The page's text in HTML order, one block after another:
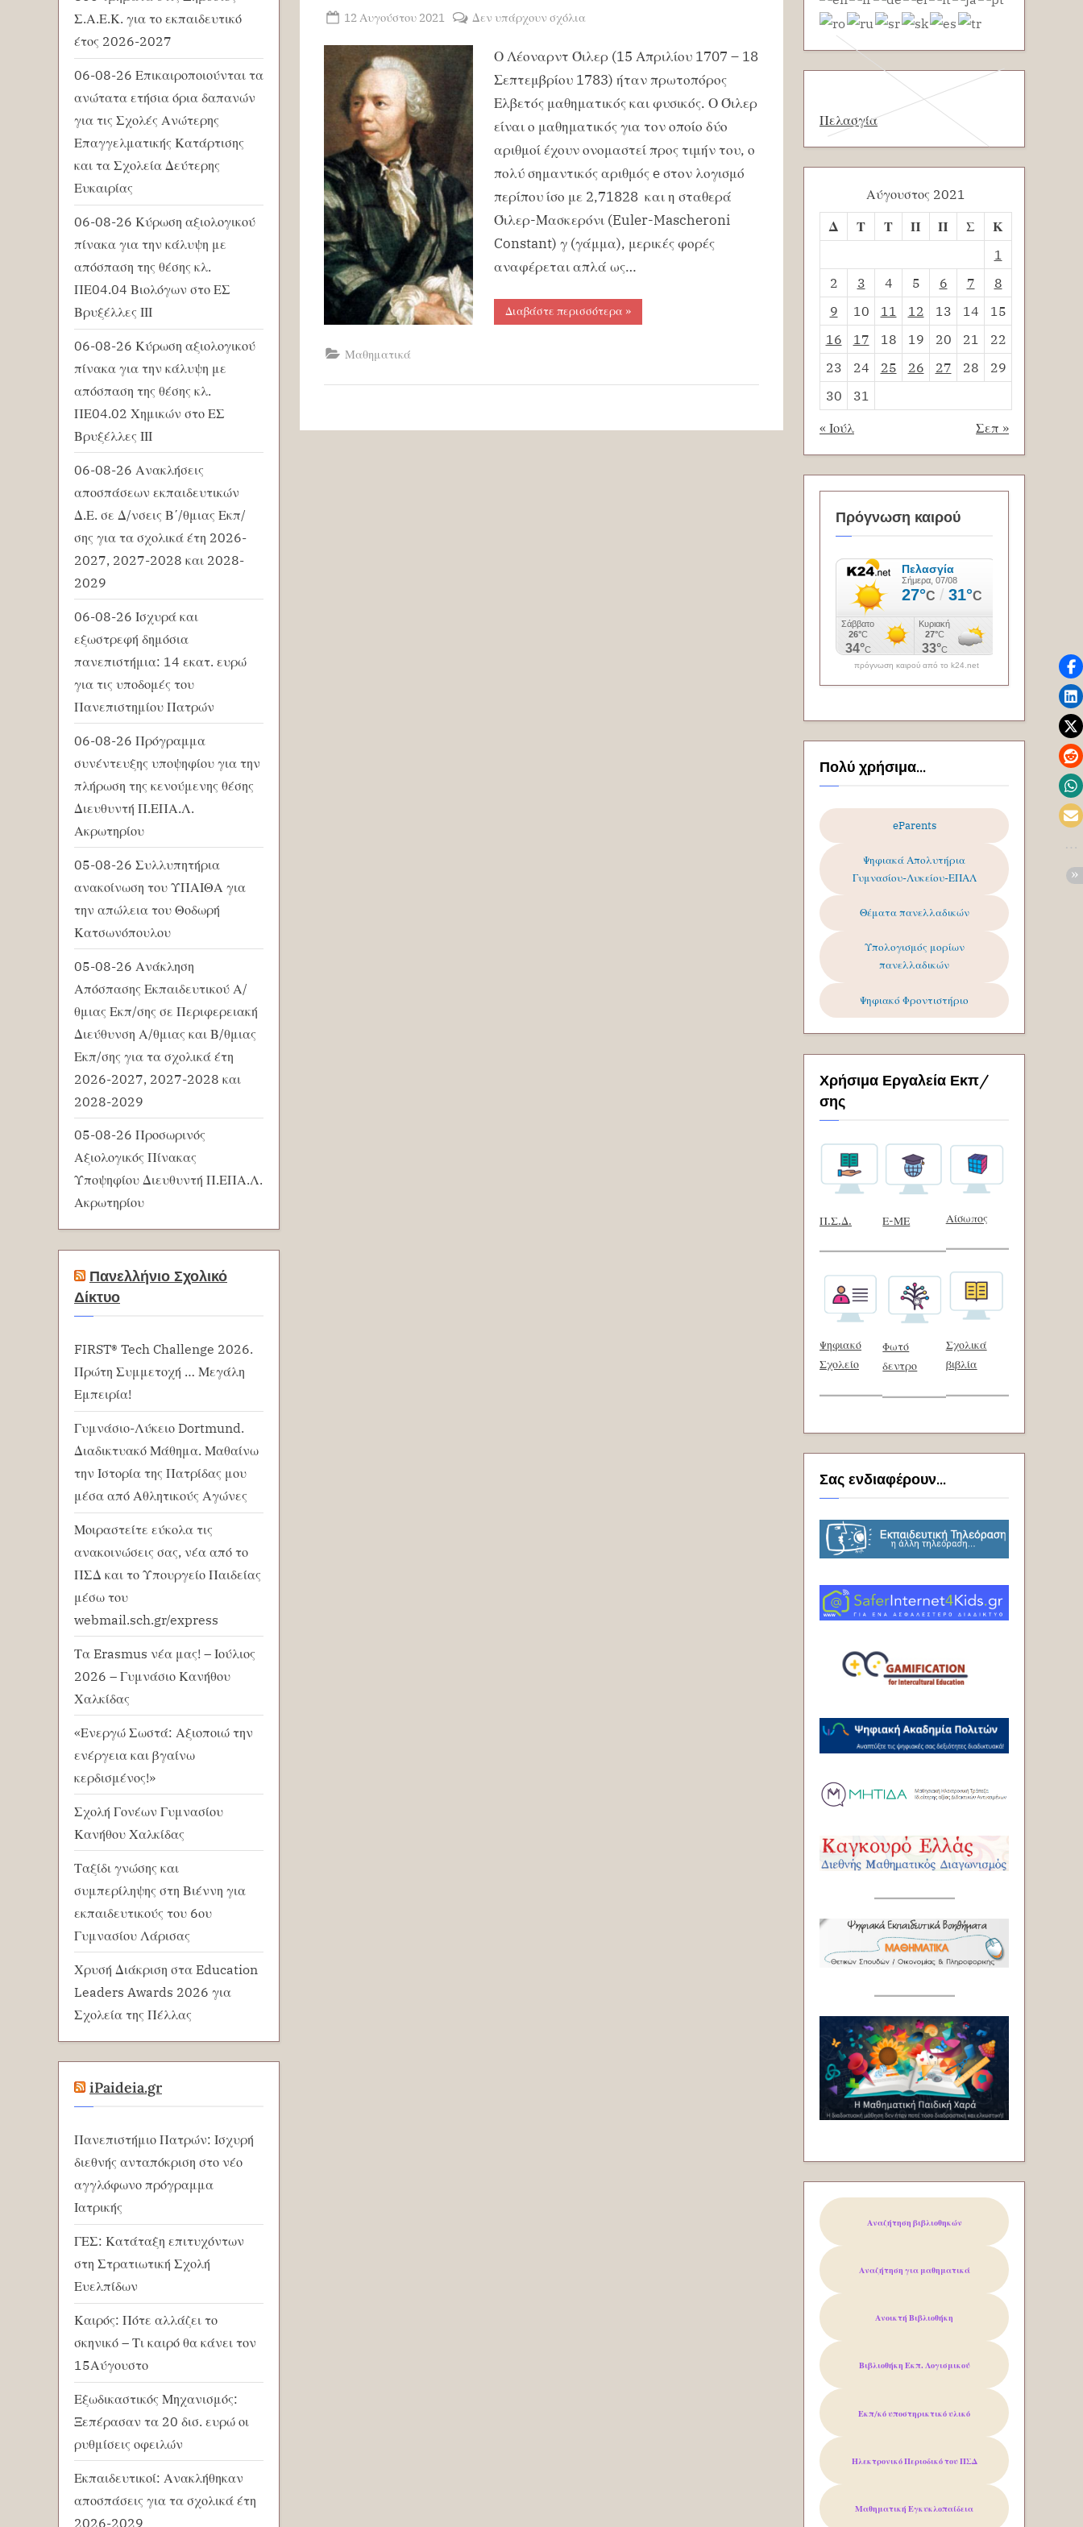
Posted
12 Αυγούστου 2021
ΜΑΝΤΑΦΟΥΝΗΣ
Δεν υπάρχουν σχόλια
Όιλερ
Ο Λέοναρντ Όιλερ (15 Απριλίου 1707 – 18
Σεπτεμβρίου 1783) ήταν πρωτοπόρος
Ελβετός μαθηματικός και φυσικός. Ο Όιλερ
είναι ο μαθηματικός για τον οποίο δύο
αριθμοί έχουν ονομαστεί προς τιμήν του, ο
πολύ σημαντικός αριθμός e στον λογισμό
περίπου ίσο με 2,71828 και η σταθερά
Όιλερ-Μασκερόνι (Euler-Mascheroni
Constant) γ (γάμμα), μερικές φορές
αναφέρεται απλά ως…
Διαβάστε περισσότερα“Λέοναρντ
Όιλερ”
»
Μαθηματικά
Σ.Α.Ε.Κ. για το εκπαιδευτικό
έτος 2026-2027
06-08-26 Επικαιροποιούνται τα
ανώτατα ετήσια όρια δαπανών
για τις Σχολές Ανώτερης
Επαγγελματικής Κατάρτισης
και τα Σχολεία Δεύτερης
Ευκαιρίας
06-08-26 Κύρωση αξιολογικού
πίνακα για την κάλυψη με
απόσπαση της θέσης κλ.
ΠΕ04.04 Βιολόγων στο ΕΣ
Βρυξέλλες ΙΙΙ
06-08-26 Κύρωση αξιολογικού
πίνακα για την κάλυψη με
απόσπαση της θέσης κλ.
ΠΕ04.02 Χημικών στο ΕΣ
Βρυξέλλες ΙΙΙ
06-08-26 Ανακλήσεις
αποσπάσεων εκπαιδευτικών
Δ.Ε. σε Δ/νσεις Β΄/θμιας Εκπ/
σης για τα σχολικά έτη 2026-
2027, 2027-2028 και 2028-
2029
06-08-26 Ισχυρά και
εξωστρεφή δημόσια
πανεπιστήμια: 14 εκατ. ευρώ
για τις υποδομές του
Πανεπιστημίου Πατρών
06-08-26 Πρόγραμμα
συνέντευξης υποψηφίου για την
πλήρωση της κενούμενης θέσης
Διευθυντή Π.ΕΠΑ.Λ.
Ακρωτηρίου
05-08-26 Συλλυπητήρια
ανακοίνωση του ΥΠΑΙΘΑ για
την απώλεια του Θοδωρή
Κατσωνόπουλου
05-08-26 Ανάκληση
Απόσπασης Εκπαιδευτικού Α/
θμιας Εκπ/σης σε Περιφερειακή
Διεύθυνση Α/θμιας και Β/θμιας
Εκπ/σης για τα σχολικά έτη
2026-2027, 2027-2028 και
2028-2029
05-08-26 Προσωρινός
Αξιολογικός Πίνακας
Υποψηφίου Διευθυντή Π.ΕΠΑ.Λ.
Ακρωτηρίου
Πανελλήνιο Σχολικό
Δίκτυο
FIRST® Tech Challenge 2026.
Πρώτη Συμμετοχή … Μεγάλη
Εμπειρία!
Γυμνάσιο-Λύκειο Dortmund.
Διαδικτυακό Μάθημα. Μαθαίνω
την Ιστορία της Πατρίδας μου
μέσα από Αθλητικούς Αγώνες
Μοιραστείτε εύκολα τις
ανακοινώσεις σας, νέα από το
ΠΣΔ και το Υπουργείο Παιδείας
μέσω του
webmail.sch.gr/express
Τα Erasmus νέα μας! – Ιούλιος
2026 – Γυμνάσιο Κανήθου
Χαλκίδας
«Ενεργώ Σωστά: Αξιοποιώ την
ενέργεια και βγαίνω
κερδισμένος!»
Σχολή Γονέων Γυμνασίου
Κανήθου Χαλκίδας
Ταξίδι γνώσης και
συμπερίληψης στη Βιέννη για
εκπαιδευτικούς του 6ου
Γυμνασίου Λάρισας
Χρυσή Διάκριση στα Education
Leaders Awards 2026 για
Σχολεία της Πέλλας
iPaideia.gr
Πανεπιστήμιο Πατρών: Ισχυρή
διεθνής ανταπόκριση στο νέο
αγγλόφωνο πρόγραμμα
Ιατρικής
ΓΕΣ: Κατάταξη επιτυχόντων
στη Στρατιωτική Σχολή
Ευελπίδων
Καιρός: Πότε αλλάζει το
σκηνικό – Τι καιρό θα κάνει τον
15Αύγουστο
Εξωδικαστικός Μηχανισμός:
Ξεπέρασαν τα 20 δισ. ευρώ οι
ρυθμίσεις οφειλών
Εκπαιδευτικοί: Ανακλήθηκαν
αποσπάσεις για τα σχολικά έτη
2026-2029
Πελασγία
Αύγουστος 2021
Δ
Τ Τ Π Π Σ
Κ
1
2
3 4 5 6 7
8
9
10 11 12 13 14
15
16
17 18 19 20 21
22
23
24 25 26 27 28
29
30
31
« Ιούλ
Σεπ »
Πρόγνωση καιρού
πρόγνωση καιρού από το k24.net
Πολύ χρήσιμα...
eParents
Ψηφιακά Απολυτήρια
Γυμνασίου-Λυκείου-ΕΠΑΛ
Θέματα πανελλαδικών
Υπολογισμός μορίων
πανελλαδικών
Ψηφιακό Φροντιστήριο
Χρήσιμα Εργαλεία Εκπ/
σης
Π.Σ.Δ.
Ψηφιακό
Σχολείο
Ε-ΜΕ
Φωτό
δεντρο
Αίσωπος
Σχολικά
βιβλία
Σας ενδιαφέρουν...
Αναζήτηση βιβλιοθηκών
Αναζήτηση για μαθηματικά
Ανοικτή Βιβλιοθήκη
Βιβλιοθήκη Εκπ. Λογισμικού
Εκπ/κό υποστηρικτικό υλικό
Ηλεκτρονικό Περιοδικό τουΠΣΔ
Μαθηματική Εγκυκλοπαίδεια